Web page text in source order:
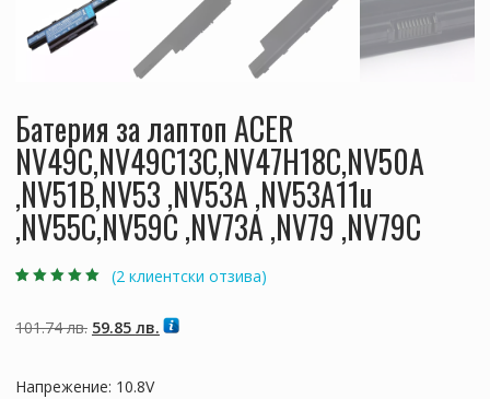
Батерия за лаптоп ACER
NV49C,NV49C13C,NV47H18C,NV50A
,NV51B,NV53 ,NV53A ,NV53A11u
,NV55C,NV59C ,NV73A ,NV79 ,NV79C
потребителски
оценки
(2 клиентски отзива)
101.74лв. Original
59.85 лв.Текущата
Напрежение: 10.8V